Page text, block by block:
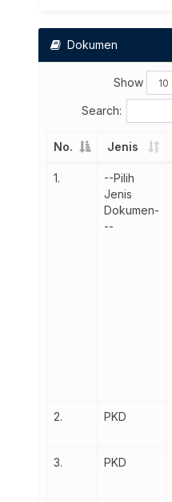
Dokumen
Show
Search:
No. Jenis
1.
--Pilih
Jenis
Dokumen-
--
2. PKD
3. PKD